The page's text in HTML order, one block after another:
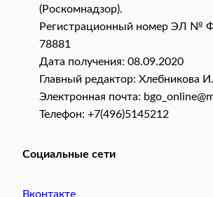
(Роскомнадзор).
Регистрационный номер ЭЛ №
78881
Дата получения: 08.09.2020
Главный редактор: Хлебникова
Электронная почта:
Телефон: +7(496)5145212
Социальные сети
Вконтакте